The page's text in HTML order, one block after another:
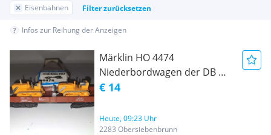
Eisenbahnen Filter zurücksetzen
Infos zur Reihung der Anzeigen
Märklin HO 4474
Niederbordwagen der DB mit
2x Baufahrzeugen
€ 14
Heute, 09:23 Uhr
2283 Obersiebenbrunn